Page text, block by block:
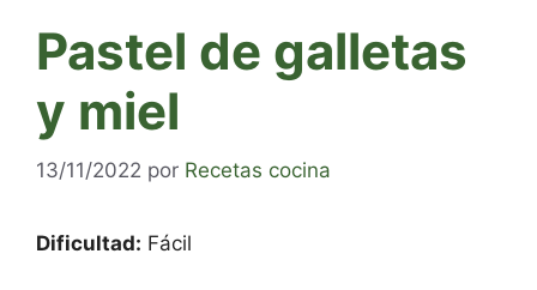
Pastel de galletas
y miel
13/11/2022 por Recetas cocina
Dificultad: Fácil